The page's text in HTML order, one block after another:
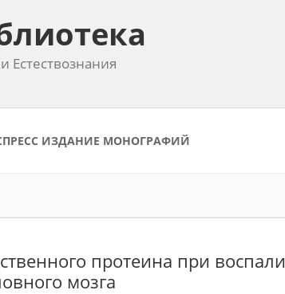
Естествознания
ИЗДАНИЕ МОНОГРАФИЙ
протеина при
мозга